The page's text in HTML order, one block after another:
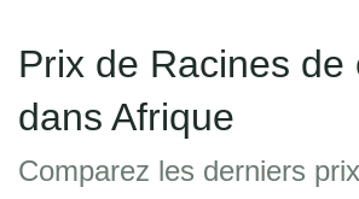
Prix de Racines de
dans Afrique
Comparez les derniers